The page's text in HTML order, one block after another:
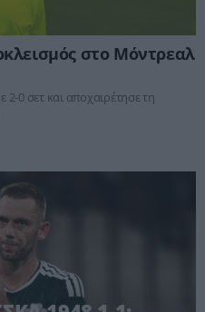
στο Μόντρεαλ
0 σετ και αποχαιρέτησε τη